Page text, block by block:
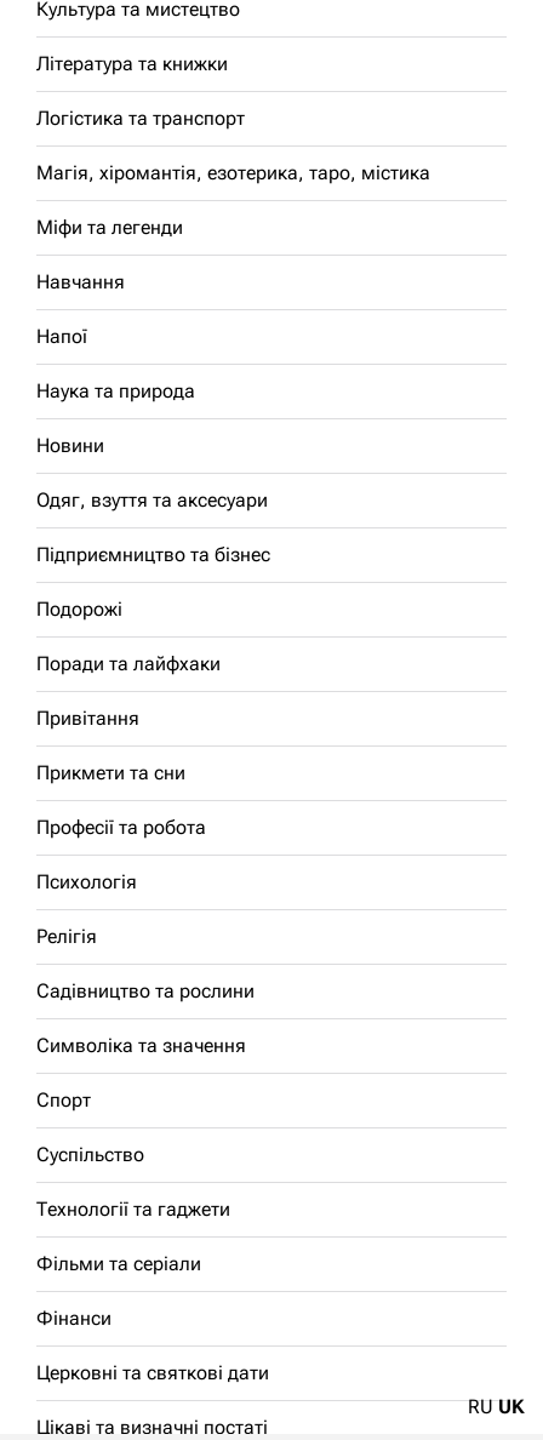
Культура та мистецтво
Література та книжки
Логістика та транспорт
Магія, хіромантія, езотерика, таро, містика
Міфи та легенди
Навчання
Напої
Наука та природа
Новини
Одяг, взуття та аксесуари
Підприємництво та бізнес
Подорожі
Поради та лайфхаки
Привітання
Прикмети та сни
Професії та робота
Психологія
Релігія
Садівництво та рослини
Символіка та значення
Спорт
Суспільство
Технології та гаджети
Фільми та серіали
Фінанси
Церковні та святкові дати
Цікаві та визначні постаті
RU UK